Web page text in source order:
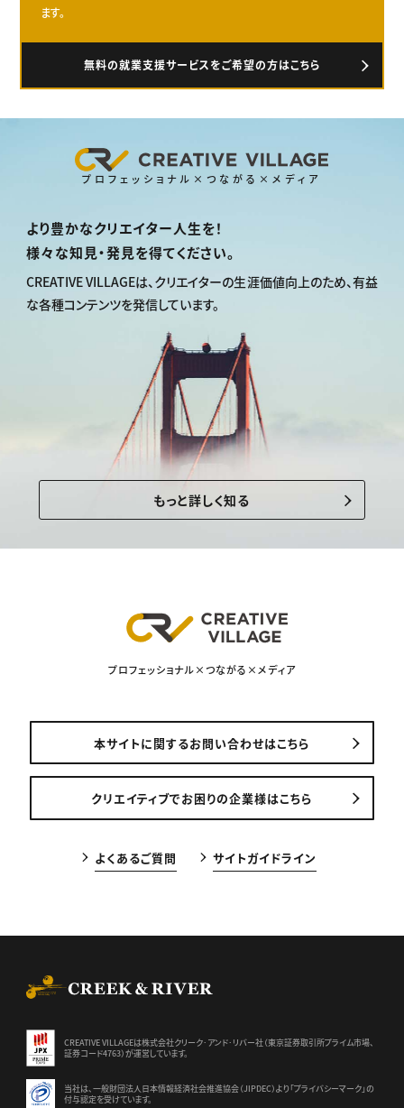
ます。
無料の就業支援サービスをご希望の方はこちら
プロフェッショナル×つながる×メディア
より豊かなクリエイター人生を！
様々な知見・発見を得てください。
CREATIVE VILLAGEは、クリエイターの生涯価値向上のため、有益
な各種コンテンツを発信しています。
もっと詳しく知る
プロフェッショナル×つながる×メディア
本サイトに関するお問い合わせはこちら
クリエイティブでお困りの企業様はこちら
よくあるご質問 サイトガイドライン
CREATIVE VILLAGEは株式会社クリーク･アンド･リバー社（東京証券取引所プライム市場、
証券コード4763）が運営しています。
当社は、一般財団法人日本情報経済社会推進協会（JIPDEC）より 「プライバシーマーク」の
付与認定を受けています。